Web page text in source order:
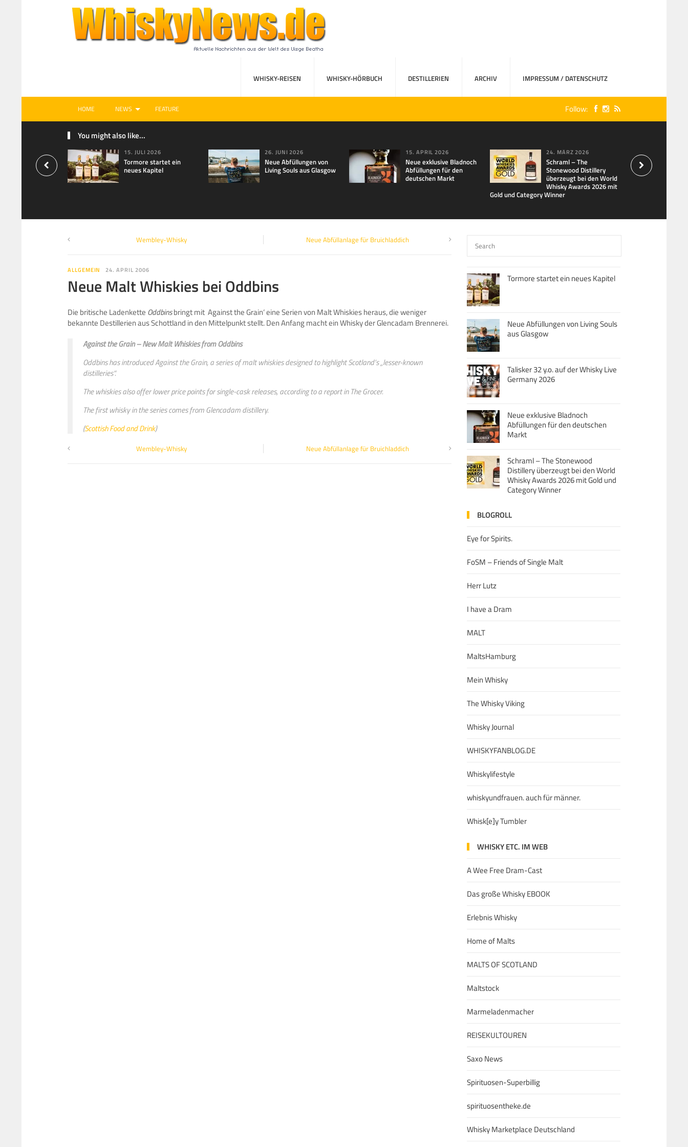
WHISKY-REISEN WHISKY-HÖRBUCH DESTILLERIEN ARCHIV IMPRESSUM / DATENSCHUTZ
HOME NEWS FEATURE Follow:
You might also like...
15. JULI 2026
Tormore startet ein
neues Kapitel
26. JUNI 2026
Neue Abfüllungen von
Living Souls aus Glasgow
15. APRIL 2026
Neue exklusive Bladnoch
Abfüllungen für den
deutschen Markt
24. MÄRZ 2026
Schraml – The
Stonewood Distillery
überzeugt bei den World
Whisky Awards 2026 mit
Gold und Category Winner
Wembley-Whisky Neue Abfüllanlage für Bruichladdich
ALLGEMEIN 24. APRIL 2006
Neue Malt Whiskies bei Oddbins
Die britische Ladenkette Oddbinsbringt mit ‚Against the Grain‘ eine Serien von Malt Whiskies heraus, die weniger
bekannte Destillerien aus Schottland in den Mittelpunkt stellt. Den Anfang macht ein Whisky der Glencadam Brennerei.
Against the Grain – New Malt Whiskies from Oddbins
Oddbins has introduced Against the Grain, a series of malt whiskies designed to highlight Scotland’s „lesser-known
distilleries“.
The whiskies also offer lower price points for single-cask releases, according to a report in The Grocer.
The first whisky in the series comes from Glencadam distillery.
(Scottish Food and Drink)
Wembley-Whisky Neue Abfüllanlage für Bruichladdich
Tormore startet ein neues Kapitel
Neue Abfüllungen von Living Souls
aus Glasgow
Talisker 32 y.o. auf der Whisky Live
Germany 2026
Neue exklusive Bladnoch
Abfüllungen für den deutschen
Markt
Schraml – The Stonewood
Distillery überzeugt bei den World
Whisky Awards 2026 mit Gold und
Category Winner
BLOGROLL
Eye for Spirits.
FoSM – Friends of Single Malt
Herr Lutz
I have a Dram
MALT
MaltsHamburg
Mein Whisky
The Whisky Viking
Whisky Journal
WHISKYFANBLOG.DE
Whiskylifestyle
whiskyundfrauen. auch für männer.
Whisk[e]y Tumbler
WHISKY ETC. IM WEB
A Wee Free Dram-Cast
Das große Whisky EBOOK
Erlebnis Whisky
Home of Malts
MALTS OF SCOTLAND
Maltstock
Marmeladenmacher
REISEKULTOUREN
Saxo News
Spirituosen-Superbillig
spirituosentheke.de
Whisky Marketplace Deutschland